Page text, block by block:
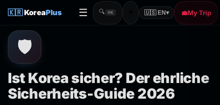
🇰🇷KoreaPlus ☰ 🔍 ⌘K 🇺🇸 EN▾ 💼My Trip
🛡️
Ist Korea sicher? Der ehrliche
Sicherheits-Guide 2026